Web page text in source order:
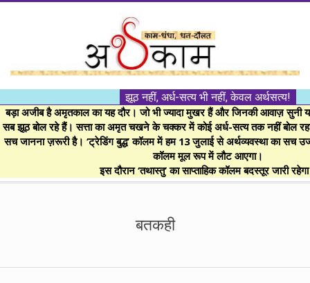
।।
अर्थकाम।।
BE
FINANCIALLY
झूठ नहीं, अर्ध-सत्य भी नहीं, केवल अर्थसत्य!
बड़ा अजीब है अमृतकाल का यह दौर। जो भी ज्यादा मुखर हैं और जिनकी आवाज़ सुनी
सब झूठ बोल रहे हैं। सत्ता का अमृत चखने के चक्कर में कोई अर्ध-सत्य तक नहीं बोल
सच जानना ज़रूरी है। ‘ट्रेडिंग बुद्ध’ कॉलम में हम 13 जुलाई से अर्थव्यवस्था का सच
कॉलम मूल रूप में लौट आएगा।
इस दौरान ‘तथास्तु’ का साप्ताहिक कॉलम बदस्तूर जारी
बतकही